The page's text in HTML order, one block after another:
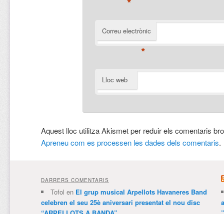
Correu electrònic
*
Lloc web
Aquest lloc utilitza Akismet per reduir els comentaris
Apreneu com es processen les dades dels comentaris.
DARRERS COMENTARIS
Tofol en El grup musical Arpellots Havaneres Band
celebren el seu 25è aniversari presentat el nou disc